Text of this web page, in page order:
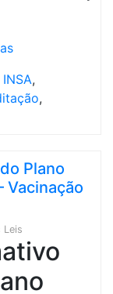
INSA,
,
Plano
Vacinação
Leis